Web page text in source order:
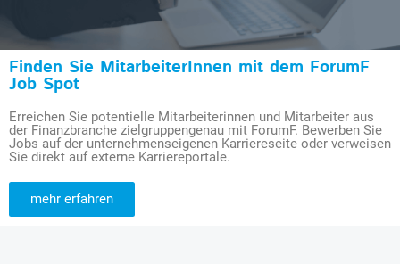
Finden Sie MitarbeiterInnen mit dem ForumF
Job Spot
Erreichen Sie potentielle Mitarbeiterinnen und Mitarbeiter aus
der Finanzbranche zielgruppengenau mit ForumF. Bewerben Sie
Jobs auf der unternehmenseigenen Karriereseite oder verweisen
Sie direkt auf externe Karriereportale.
mehr erfahren